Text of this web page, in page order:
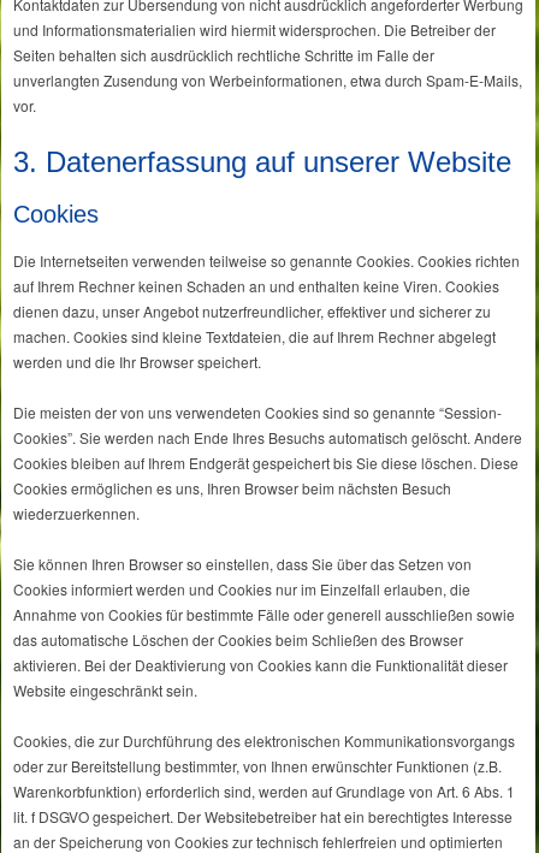
und Informationsmaterialien wird hiermit widersprochen. Die Betreiber der
Seiten behalten sich ausdrücklich rechtliche Schritte im Falle der
unverlangten Zusendung von Werbeinformationen, etwa durch Spam-E-Mails,
vor.
3. Datenerfassung auf unserer Website
Cookies
Die Internetseiten verwenden teilweise so genannte Cookies. Cookies richten
auf Ihrem Rechner keinen Schaden an und enthalten keine Viren. Cookies
dienen dazu, unser Angebot nutzerfreundlicher, effektiver und sicherer zu
machen. Cookies sind kleine Textdateien, die auf Ihrem Rechner abgelegt
werden und die Ihr Browser speichert.
Die meisten der von uns verwendeten Cookies sind so genannte “Session-
Cookies”. Sie werden nach Ende Ihres Besuchs automatisch gelöscht. Andere
Cookies bleiben auf Ihrem Endgerät gespeichert bis Sie diese löschen. Diese
Cookies ermöglichen es uns, Ihren Browser beim nächsten Besuch
wiederzuerkennen.
Sie können Ihren Browser so einstellen, dass Sie über das Setzen von
Cookies informiert werden und Cookies nur im Einzelfall erlauben, die
Annahme von Cookies für bestimmte Fälle oder generell ausschließen sowie
das automatische Löschen der Cookies beim Schließen des Browser
aktivieren. Bei der Deaktivierung von Cookies kann die Funktionalität dieser
Website eingeschränkt sein.
Cookies, die zur Durchführung des elektronischen Kommunikationsvorgangs
oder zur Bereitstellung bestimmter, von Ihnen erwünschter Funktionen (z.B.
Warenkorbfunktion) erforderlich sind, werden auf Grundlage von Art. 6 Abs. 1
lit. f DSGVO gespeichert. Der Websitebetreiber hat ein berechtigtes Interesse
an der Speicherung von Cookies zur technisch fehlerfreien und optimierten